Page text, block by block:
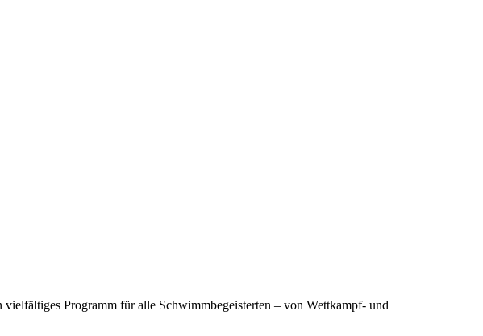
Programm für alle Schwimmbegeisterten – von Wettkampf- und